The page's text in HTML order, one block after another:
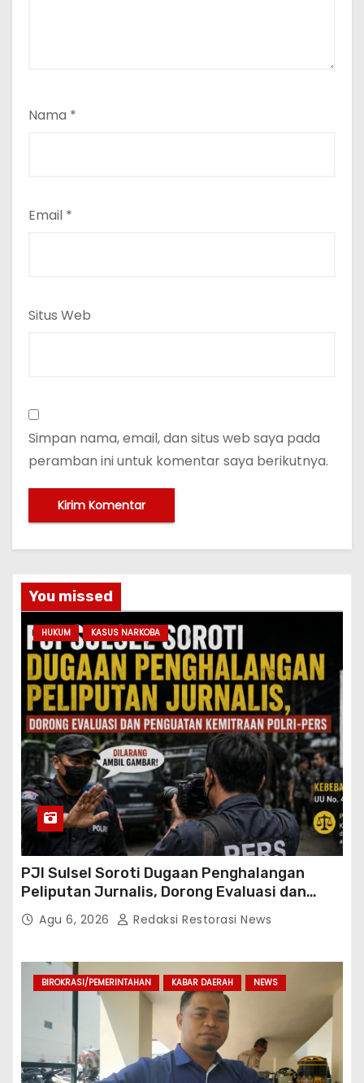
Nama *
Email *
Situs Web
Simpan nama, email, dan situs web saya pada
peramban ini untuk komentar saya berikutnya.
You missed
HUKUM KASUS NARKOBA
PJI Sulsel Soroti Dugaan Penghalangan
Peliputan Jurnalis, Dorong Evaluasi dan
Penguatan Kemitraan Polri-Pers
Agu 6, 2026 Redaksi Restorasi News
BIROKRASI/PEMERINTAHAN KABAR DAERAH NEWS